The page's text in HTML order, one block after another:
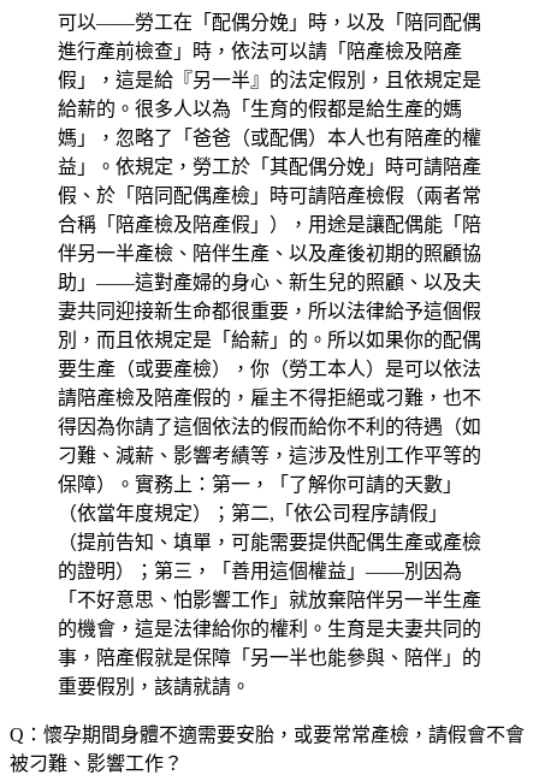
可以——勞工在「配偶分娩」時，以及「陪同配偶
進行產前檢查」時，依法可以請「陪產檢及陪產
假」，這是給『另一半』的法定假別，且依規定是
給薪的。很多人以為「生育的假都是給生產的媽
媽」，忽略了「爸爸（或配偶）本人也有陪產的權
益」。依規定，勞工於「其配偶分娩」時可請陪產
假、於「陪同配偶產檢」時可請陪產檢假（兩者常
合稱「陪產檢及陪產假」），用途是讓配偶能「陪
伴另一半產檢、陪伴生產、以及產後初期的照顧協
助」——這對產婦的身心、新生兒的照顧、以及夫
妻共同迎接新生命都很重要，所以法律給予這個假
別，而且依規定是「給薪」的。所以如果你的配偶
要生產（或要產檢），你（勞工本人）是可以依法
請陪產檢及陪產假的，雇主不得拒絕或刁難，也不
得因為你請了這個依法的假而給你不利的待遇（如
刁難、減薪、影響考績等，這涉及性別工作平等的
保障）。實務上：第一，「了解你可請的天數」
（依當年度規定）；第二,「依公司程序請假」
（提前告知、填單，可能需要提供配偶生產或產檢
的證明）；第三，「善用這個權益」——別因為
「不好意思、怕影響工作」就放棄陪伴另一半生產
的機會，這是法律給你的權利。生育是夫妻共同的
事，陪產假就是保障「另一半也能參與、陪伴」的
重要假別，該請就請。
Q：懷孕期間身體不適需要安胎，或要常常產檢，請假會不會
被刁難、影響工作？